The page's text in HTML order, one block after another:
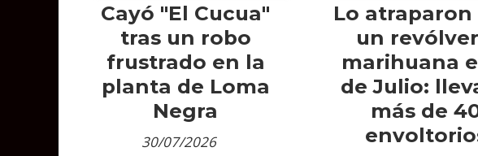
Cayó "El Cucua"
tras un robo
frustrado en la
planta de Loma
Negra
30/07/2026
Lo atraparon
un
marihuana
de Julio:
más de